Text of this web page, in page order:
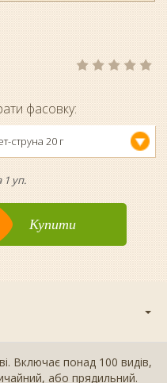
фасовку:
струна 20 г
1 уп.
Купити
Включає понад 100 видів,
або прядильний.